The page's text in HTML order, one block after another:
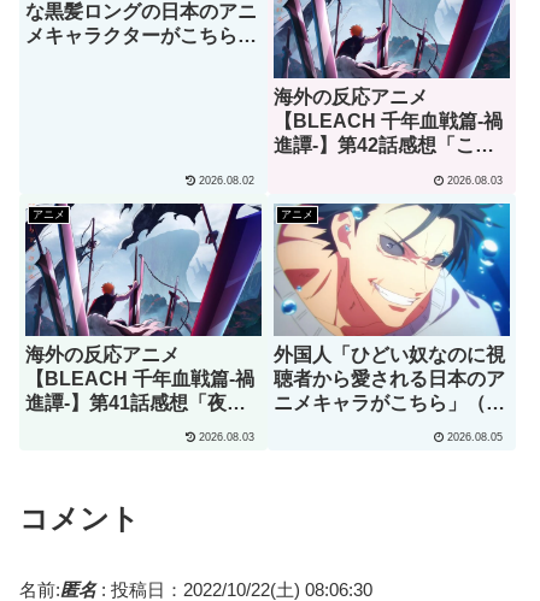
な黒髪ロングの日本のアニ
メキャラクターがこちら」
2026.08.02
海外の反応アニメ
【BLEACH 千年血戦篇-禍
進譚-】第42話感想「この
2026.08.03
アニメ
海外の反応アニメ
【BLEACH 千年血戦篇-禍
進譚-】第41話感想「夜一
は全てのアニメの中で最も
2026.08.03
アニメ
外国人「ひどい奴なのに視
聴者から愛される日本のア
ニメキャラがこちら」（海
2026.08.05
コメント
名前:匿名: 投稿日：2022/10/22(土) 08:06:30